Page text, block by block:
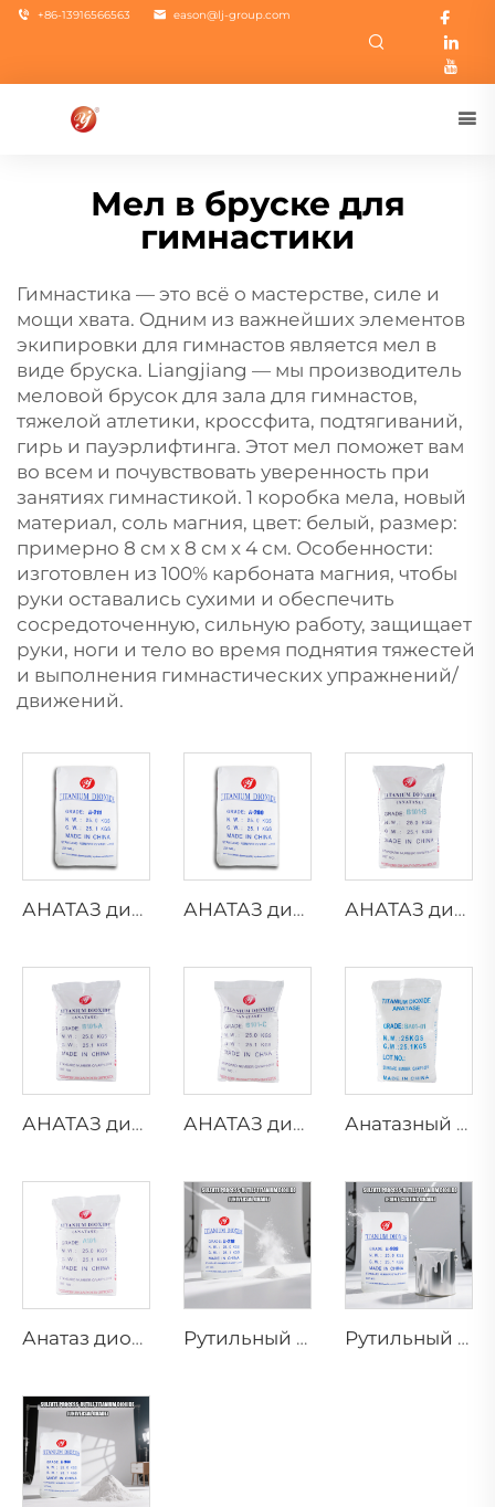
+86-13916566563 eason@lj-group.com
Мел в бруске для
гимнастики
Гимнастика — это всё о мастерстве, силе и
мощи хвата. Одним из важнейших элементов
экипировки для гимнастов является мел в
виде бруска. Liangjiang — мы производитель
меловой брусок для зала для гимнастов,
тяжелой атлетики, кроссфита, подтягиваний,
гирь и пауэрлифтинга. Этот мел поможет вам
во всем и почувствовать уверенность при
занятиях гимнастикой. 1 коробка мела, новый
материал, соль магния, цвет: белый, размер:
примерно 8 см x 8 см x 4 см. Особенности:
изготовлен из 100% карбоната магния, чтобы
руки оставались сухими и обеспечить
сосредоточенную, сильную работу, защищает
руки, ноги и тело во время поднятия тяжестей
и выполнения гимнастических упражнений/
движений.
АНАТАЗ диоксид титана A211 АНАТАЗ диоксид титана A200 АНАТАЗ диоксид титана B101-B
АНАТАЗ диоксид титана B101-A АНАТАЗ диоксид титана B101-C Анатазный диоксид титана BA01-01 | Обычный сорт
Анатаз диоксида титана A101|Общего назначения Рутильный диоксид титана R218 (универсальный сорт) Рутильный диоксид титана R909 (покрытия и краски — общие)